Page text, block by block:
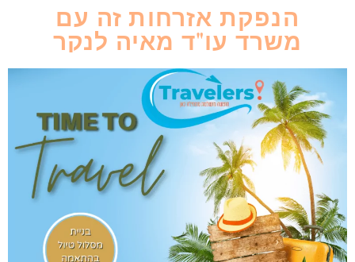
הנפקת אזרחות זה עם
משרד עו"ד מאיה לנקר